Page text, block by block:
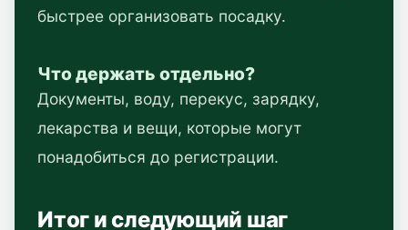
быстрее организовать посадку.
Что держать отдельно?
Документы, воду, перекус, зарядку,
лекарства и вещи, которые могут
понадобиться до регистрации.
Итог и следующий шаг